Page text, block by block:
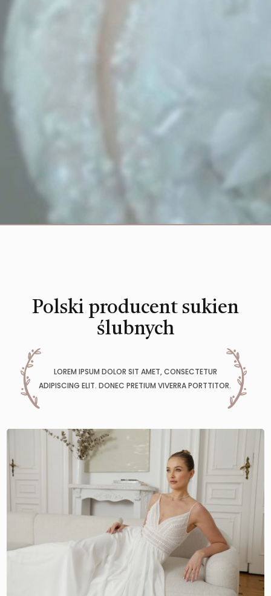
Polski producent sukien
ślubnych
LOREM IPSUM DOLOR SIT AMET, CONSECTETUR
ADIPISCING ELIT. DONEC PRETIUM VIVERRA PORTTITOR.